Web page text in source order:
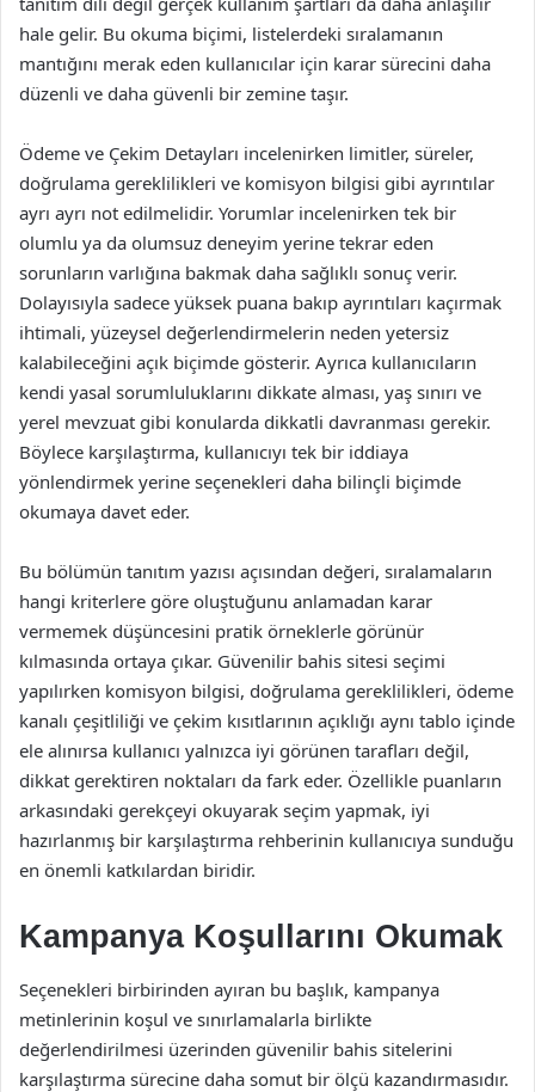
hale gelir. Bu okuma biçimi, listelerdeki sıralamanın
mantığını merak eden kullanıcılar için karar sürecini daha
düzenli ve daha güvenli bir zemine taşır.
Ödeme ve Çekim Detayları incelenirken limitler, süreler,
doğrulama gereklilikleri ve komisyon bilgisi gibi ayrıntılar
ayrı ayrı not edilmelidir. Yorumlar incelenirken tek bir
olumlu ya da olumsuz deneyim yerine tekrar eden
sorunların varlığına bakmak daha sağlıklı sonuç verir.
Dolayısıyla sadece yüksek puana bakıp ayrıntıları kaçırmak
ihtimali, yüzeysel değerlendirmelerin neden yetersiz
kalabileceğini açık biçimde gösterir. Ayrıca kullanıcıların
kendi yasal sorumluluklarını dikkate alması, yaş sınırı ve
yerel mevzuat gibi konularda dikkatli davranması gerekir.
Böylece karşılaştırma, kullanıcıyı tek bir iddiaya
yönlendirmek yerine seçenekleri daha bilinçli biçimde
okumaya davet eder.
Bu bölümün tanıtım yazısı açısından değeri, sıralamaların
hangi kriterlere göre oluştuğunu anlamadan karar
vermemek düşüncesini pratik örneklerle görünür
kılmasında ortaya çıkar. Güvenilir bahis sitesi seçimi
yapılırken komisyon bilgisi, doğrulama gereklilikleri, ödeme
kanalı çeşitliliği ve çekim kısıtlarının açıklığı aynı tablo içinde
ele alınırsa kullanıcı yalnızca iyi görünen tarafları değil,
dikkat gerektiren noktaları da fark eder. Özellikle puanların
arkasındaki gerekçeyi okuyarak seçim yapmak, iyi
hazırlanmış bir karşılaştırma rehberinin kullanıcıya sunduğu
en önemli katkılardan biridir.
Kampanya Koşullarını Okumak
Seçenekleri birbirinden ayıran bu başlık, kampanya
metinlerinin koşul ve sınırlamalarla birlikte
değerlendirilmesi üzerinden güvenilir bahis sitelerini
karşılaştırma sürecine daha somut bir ölçü kazandırmasıdır.